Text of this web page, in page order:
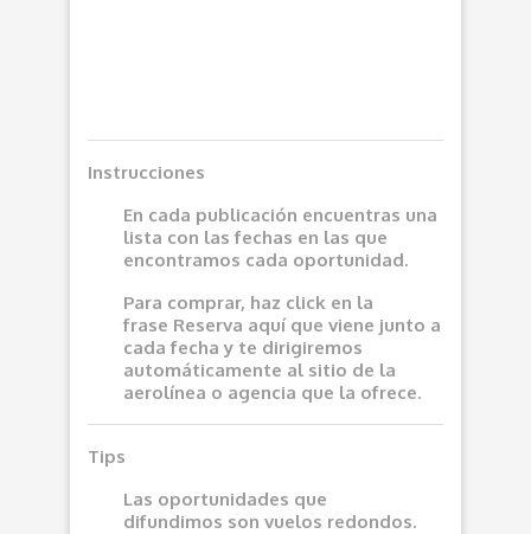
Instrucciones
En cada publicación encuentras una
lista con las fechas en las que
encontramos cada oportunidad.
Para comprar, haz click en la
frase Reserva aquí que viene junto a
cada fecha y te dirigiremos
automáticamente al sitio de la
aerolínea o agencia que la ofrece.
Tips
Las oportunidades que
difundimos son vuelos redondos.